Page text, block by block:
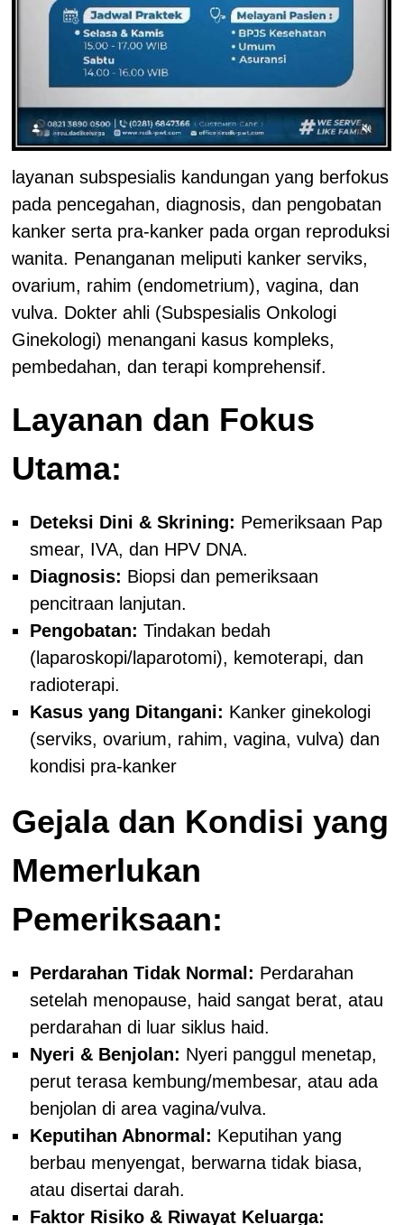
layanan subspesialis kandungan yang berfokus
pada pencegahan, diagnosis, dan pengobatan
kanker serta pra-kanker pada organ reproduksi
wanita. Penanganan meliputi kanker serviks,
ovarium, rahim (endometrium), vagina, dan
vulva. Dokter ahli (Subspesialis Onkologi
Ginekologi) menangani kasus kompleks,
pembedahan, dan terapi komprehensif.
Layanan dan Fokus
Utama:
Deteksi Dini & Skrining: Pemeriksaan Pap
smear, IVA, dan HPV DNA.
Diagnosis: Biopsi dan pemeriksaan
pencitraan lanjutan.
Pengobatan: Tindakan bedah
(laparoskopi/laparotomi), kemoterapi, dan
radioterapi.
Kasus yang Ditangani: Kanker ginekologi
(serviks, ovarium, rahim, vagina, vulva) dan
kondisi pra-kanker
Gejala dan Kondisi yang
Memerlukan
Pemeriksaan:
Perdarahan Tidak Normal: Perdarahan
setelah menopause, haid sangat berat, atau
perdarahan di luar siklus haid.
Nyeri & Benjolan: Nyeri panggul menetap,
perut terasa kembung/membesar, atau ada
benjolan di area vagina/vulva.
Keputihan Abnormal: Keputihan yang
berbau menyengat, berwarna tidak biasa,
atau disertai darah.
Faktor Risiko & Riwayat Keluarga: